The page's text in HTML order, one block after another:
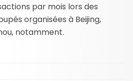
par mois lors des
organisées à Beijing,
notamment.